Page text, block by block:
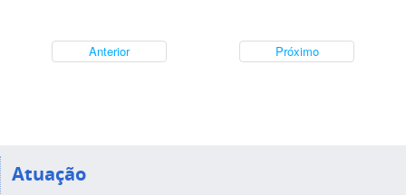
Anterior Próximo
Atuação